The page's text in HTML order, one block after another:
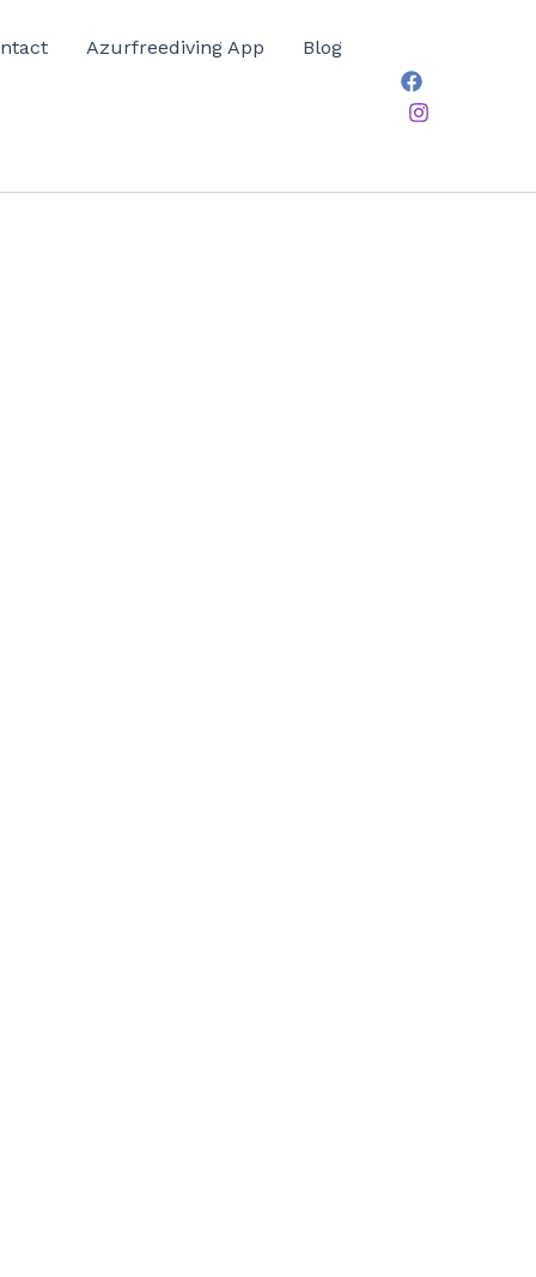
Azurfreediving App Blog